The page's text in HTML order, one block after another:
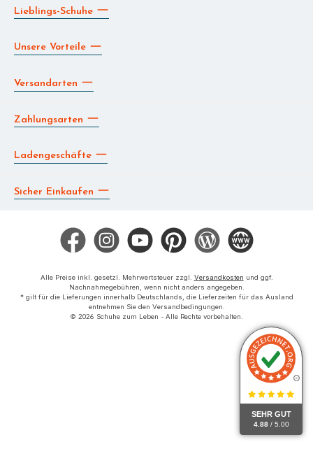
SEHR GUT
4.88 / 5.00
Lieblings-Schuhe
Unsere Vorteile
Versandarten
Zahlungsarten
Ladengeschäfte
Sicher Einkaufen
Facebook Instagram YouTube Pinterest Blog Die BERG App
Alle Preise inkl. gesetzl. Mehrwertsteuer zzgl. Versandkosten und ggf.
Nachnahmegebühren, wenn nicht anders angegeben.
* gilt für die Lieferungen innerhalb Deutschlands, die Lieferzeiten für das Ausland
entnehmen Sie den Versandbedingungen.
© 2026 Schuhe zum Leben - Alle Rechte vorbehalten.